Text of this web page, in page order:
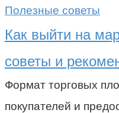
Полезные советы
Как выйти на
советы и
Формат торговых
покупателей и